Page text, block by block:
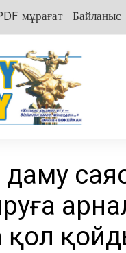
мұрағат Байланыс
даму
қол